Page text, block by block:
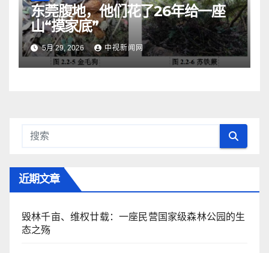
东莞腹地，他们花了26年给一座
山“摸家底”
5月 29, 2026 中视新闻网
近期文章
毁林千亩、维权廿载：一座民营国家级森林公园的生
态之殇